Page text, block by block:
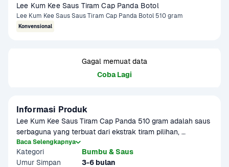
Lee Kum Kee Saus Tiram Cap Panda Botol
Lee Kum Kee Saus Saus Tiram Cap Panda Botol 510 gram
Konvensional
Gagal memuat data
Coba Lagi
Informasi Produk
Lee Kum Kee Saus Tiram Cap Panda 510 gram adalah saus
serbaguna yang terbuat dari ekstrak tiram pilihan,
menghasilkan cita rasa umami yang kaya dan warna yang
menggugah selera. Saus ini ideal untuk menumis, marinasi,
atau sebagai pelengkap berbagai hidangan, memberikan
Baca Selengkapnya
Kategori
Bumbu & Saus
Umur Simpan
3-6 bulan